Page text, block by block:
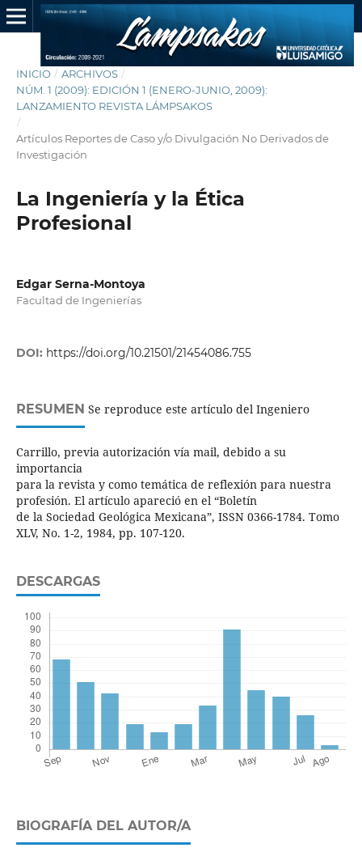
INICIO / ARCHIVOS /
NÚM. 1 (2009): EDICIÓN 1 (ENERO-JUNIO, 2009):
LANZAMIENTO REVISTA LÁMPSAKOS
/
Artículos Reportes de Caso y/o Divulgación No Derivados de
Investigación
La Ingeniería y la Ética
Profesional
Edgar Serna-Montoya
Facultad de Ingenierías
DOI: https://doi.org/10.21501/21454086.755
RESUMEN Se reproduce este artículo del Ingeniero
Carrillo, previa autorización vía mail, debido a su
importancia
para la revista y como temática de reflexión para nuestra
profesión. El artículo apareció en el “Boletín
de la Sociedad Geológica Mexicana”, ISSN 0366-1784. Tomo
XLV, No. 1-2, 1984, pp. 107-120.
DESCARGAS
BIOGRAFÍA DEL AUTOR/A